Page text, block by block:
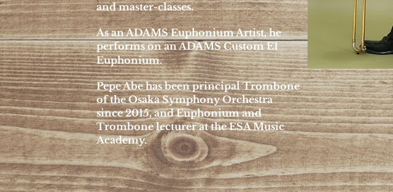
and master-classes.
As an ADAMS Euphonium Artist, he
performs on an ADAMS Custom E1
Euphonium.
Pepe Abe has been principal Trombone
of the Osaka Symphony Orchestra
since 2015, and Euphonium and
Trombone lecturer at the ESA Music
Academy.